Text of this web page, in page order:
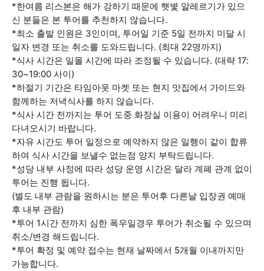
*한여름 리스본은 해가 강하기 때문에 햇볓 알레르기가 있으
신 분들은 본 투어를 추천하지 않습니다.
*최소 출발 인원은 3인이며, 투어일 기준 5일 전까지 미달 시
일자 변경 또는 취소를 도와드립니다. (최대 22명까지)
*식사 시간은 일몰 시간에 따라 조정될 수 있습니다. (대략 17:
30~19:00 사이)
*하절기 기간은 타임아웃 마켓 또는 현지 맛집에서 가이드와
함께하는 저녁식사를 하지 않습니다.
*식사 시간 전까지는 투어 도중 화장실 이용이 어려우니 미리
다녀오시기 바랍니다.
*자유 시간도 투어 일정으로 예약하지 않은 일행이 같이 합류
하여 식사 시간을 보낼수 없는점 양지 부탁드립니다.
*성당 내부 사정에 따라 성당 운영 시간은 달라 계폐 관계 없이
투어는 진행 됩니다.
(별도 내부 관람을 원하시는 분은 투어후 다른날 입장권 예매
후 내부 관람)
*투어 1시간 전까지 심한 폭우일경우 투어가 취소될 수 있으며
취소/변경 해드립니다.
*투어 확정 및 예약 접수는 현재 날짜에서 5개월 이내까지만
가능합니다.